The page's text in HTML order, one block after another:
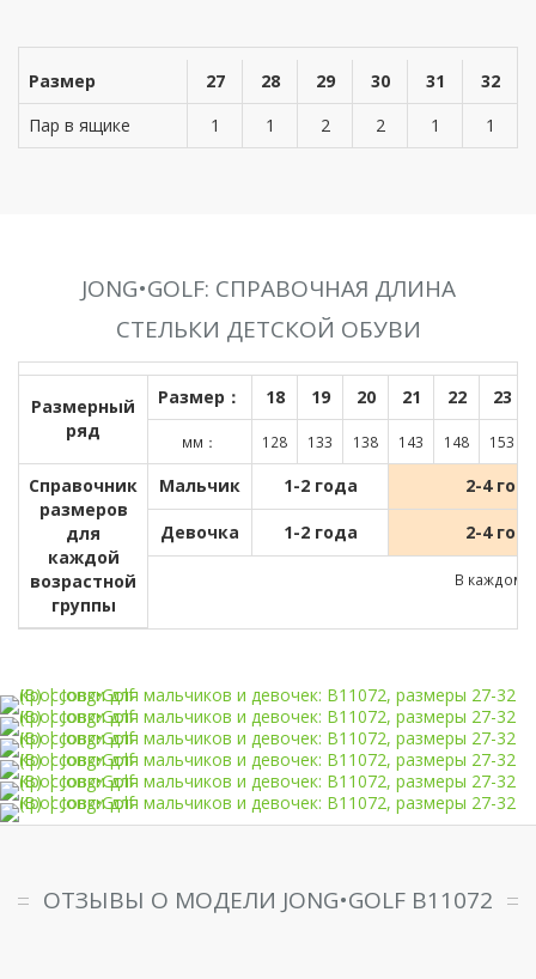
Размер 27 28 29 30 31
32
Пар в ящике
1 1 2 2 1 1
JONG•GOLF: СПРАВОЧНАЯ ДЛИНА
СТЕЛЬКИ ДЕТСКОЙ ОБУВИ
Размерный
ряд
Размер： 18 19 20 21 22 23
мм： 128 133 138 143 148 153
Справочник
размеров
для
каждой
возрастной
группы
Мальчик 1-2 года 2-4
Девочка 1-2 года 2-4
В каждом
ОТЗЫВЫ О МОДЕЛИ JONG•GOLF B11072